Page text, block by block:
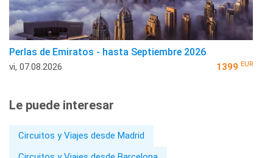
Perlas de Emiratos - hasta Septiembre 2026
vi, 07.08.2026 1399 EUR
Le puede interesar
Circuitos y Viajes desde Madrid